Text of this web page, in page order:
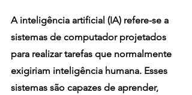
A inteligência artificial (IA) refere-se a
sistemas de computador projetados
para realizar tarefas que normalmente
exigiriam inteligência humana. Esses
sistemas são capazes de aprender,